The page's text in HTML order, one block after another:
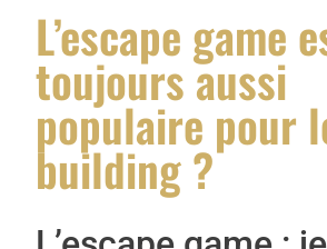
L’escape game
toujours aussi
populaire pour
building ?